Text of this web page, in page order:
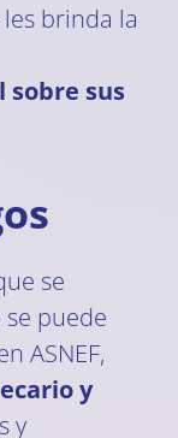
brinda la
sobre sus
se
puede
ASNEF,
y
y